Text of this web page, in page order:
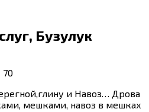
Бузулук
70
и Навоз… Дрова
мешками, навоз в мешках